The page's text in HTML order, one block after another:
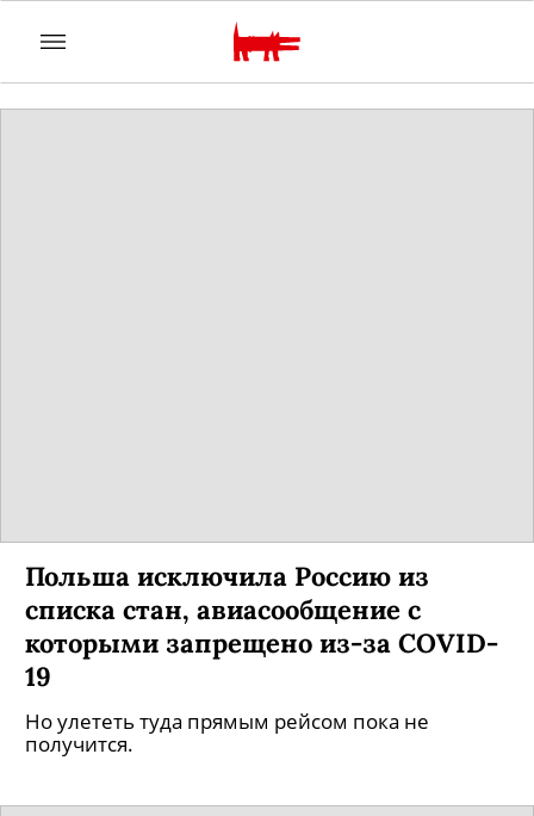
Польша исключила Россию из
списка стан, авиасообщение с
которыми запрещено из-за COVID-
19
Но улететь туда прямым рейсом пока не
получится.